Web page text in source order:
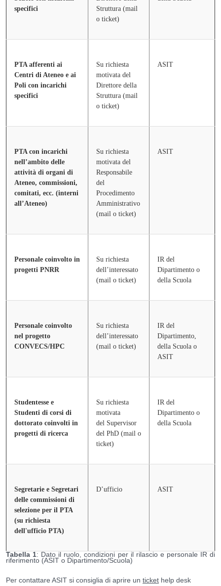
specifici
Struttura (mail
o ticket)
PTA afferenti ai
Centri di Ateneo e ai
Poli con incarichi
specifici
Su richiesta
motivata del
Direttore della
Struttura (mail
o ticket)
ASIT
PTA con incarichi
nell’ambito delle
attività di organi di
Ateneo, commissioni,
comitati, ecc. (interni
all’Ateneo)
Su richiesta
motivata del
Responsabile
del
Procedimento
Amministrativo
(mail o ticket)
ASIT
Personale coinvolto in
progetti PNRR
Su richiesta
dell’interessato
(mail o ticket)
IR del
Dipartimento o
della Scuola
Personale coinvolto
nel progetto
CONVECS/HPC
Su richiesta
dell’interessato
(mail o ticket)
IR del
Dipartimento,
della Scuola o
ASIT
Studentesse e
Studenti di corsi di
dottorato coinvolti in
progetti di ricerca
Su richiesta
motivata
del Supervisor
del PhD (mail o
ticket)
IR del
Dipartimento o
della Scuola
Segretarie e Segretari
delle commissioni di
selezione per il PTA
(su richiesta
dell'ufficio PTA)
D’ufficio ASIT
Tabella 1: Dato il ruolo, condizioni per il rilascio e personale IR di
riferimento (ASIT o Dipartimento/Scuola)
Per contattare ASIT si consiglia di aprire un ticket help desk